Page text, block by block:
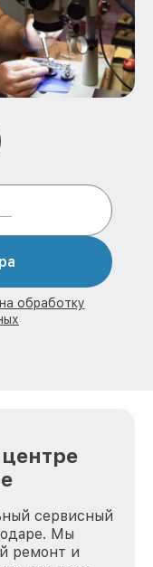
обработку
сервисный
Мы
ремонт и